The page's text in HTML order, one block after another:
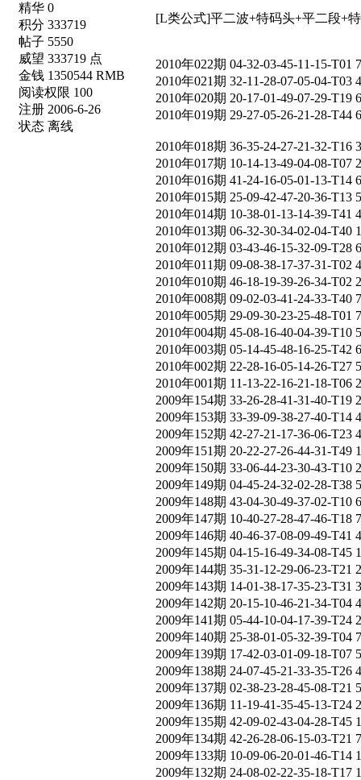
精华 0
积分 333719
帖子 5550
威望 333719 点
金钱 1350544 RMB
阅读权限 100
注册 2006-6-26
状态 离线
[L类公式]平二波+特码头+平二段+
2010年022期 04-32-03-45-11-15-T01
2010年021期 32-11-28-07-05-04-T03
2010年020期 20-17-01-49-07-29-T19
2010年019期 29-27-05-26-21-28-T44
2010年018期 36-35-24-27-21-32-T16
2010年017期 10-14-13-49-04-08-T07
2010年016期 41-24-16-05-01-13-T14
2010年015期 25-09-42-47-20-36-T13
2010年014期 10-38-01-13-14-39-T41
2010年013期 06-32-30-34-02-04-T40
2010年012期 03-43-46-15-32-09-T28
2010年011期 09-08-38-17-37-31-T02
2010年010期 46-18-19-39-26-34-T02
2010年008期 09-02-03-41-24-33-T40
2010年005期 29-09-30-23-25-48-T01
2010年004期 45-08-16-40-04-39-T10
2010年003期 05-14-45-48-16-25-T42
2010年002期 22-28-16-05-14-26-T27
2010年001期 11-13-22-16-21-18-T06
2009年154期 33-26-28-41-31-40-T19
2009年153期 33-39-09-38-27-40-T14
2009年152期 42-27-21-17-36-06-T23
2009年151期 20-22-27-26-44-31-T49
2009年150期 33-06-44-23-30-43-T10
2009年149期 04-45-24-32-02-28-T38
2009年148期 43-04-30-49-37-02-T10
2009年147期 10-40-27-28-47-46-T18
2009年146期 40-46-37-08-09-49-T41
2009年145期 04-15-16-49-34-08-T45
2009年144期 35-31-12-29-06-23-T21
2009年143期 14-01-38-17-35-23-T31
2009年142期 20-15-10-46-21-34-T04
2009年141期 05-44-10-04-17-39-T24
2009年140期 25-38-01-05-32-39-T04
2009年139期 17-42-03-01-09-18-T07
2009年138期 24-07-45-21-33-35-T26
2009年137期 02-38-23-28-45-08-T21
2009年136期 11-19-41-35-45-13-T24
2009年135期 42-09-02-43-04-28-T45
2009年134期 42-26-28-06-15-03-T21
2009年133期 10-09-06-20-01-46-T14
2009年132期 24-08-02-22-35-18-T17